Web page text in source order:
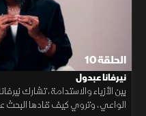
الحلقة 10
نيرفانا عبدول
بين الأزياء والاستدامة، تشارك
الواعي، وتروي كيف قادها البحث